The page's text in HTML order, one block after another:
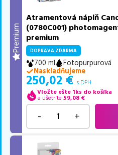
Premium
Atramentová náplň
(0780C001)
premium
DOPRAVA ZDARMA
700 ml
Fotopurpurová
Naskladňujeme
250,02 € s DPH
Vložte ešte 1ks do košíka
a ušetríte 59,08 €
- +